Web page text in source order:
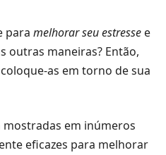
para melhorar seu estresse e
outras maneiras? Então,
as em torno de sua
mostradas em inúmeros
eficazes para melhorar